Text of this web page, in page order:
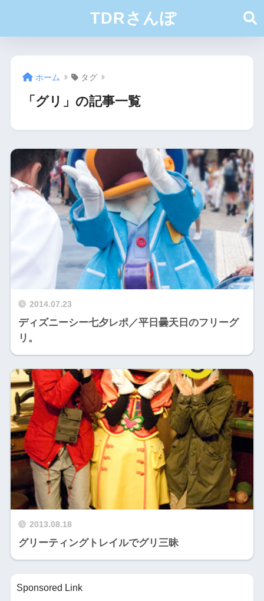
TDRさんぽ
ホーム タグ
「グリ」の記事一覧
2014.07.23
ディズニーシー七夕レポ／平日曇天日のフリーグ
リ。
2013.08.18
グリーティングトレイルでグリ三昧
Sponsored Link